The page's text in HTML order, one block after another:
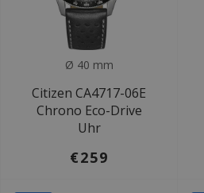
Ø 40 mm
Citizen CA4717-06E
Chrono Eco-Drive
Uhr
€259